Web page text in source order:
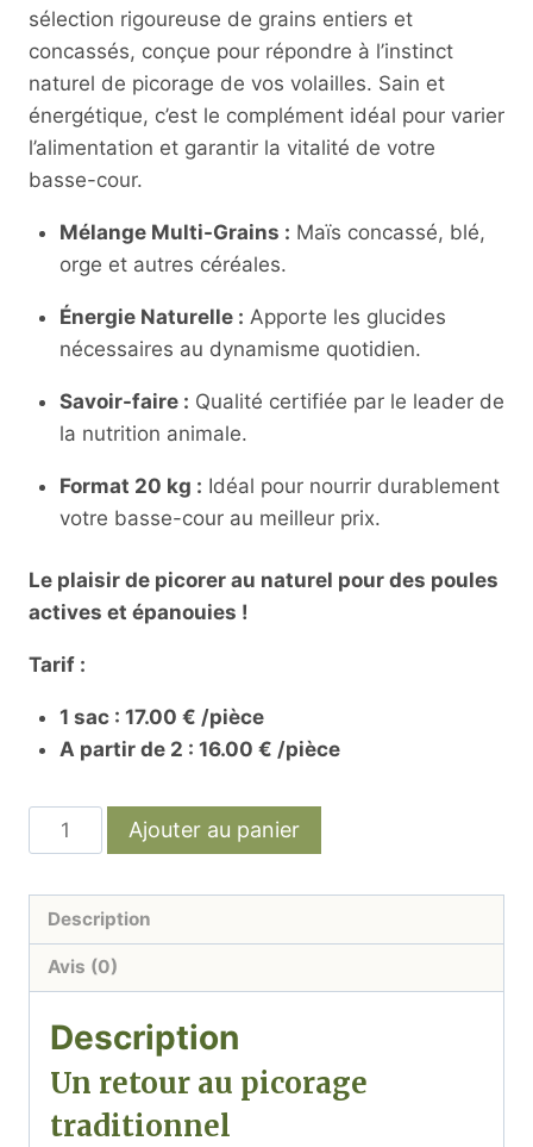
sélection rigoureuse de grains entiers et
concassés, conçue pour répondre à l’instinct
naturel de picorage de vos volailles. Sain et
énergétique, c’est le complément idéal pour varier
l’alimentation et garantir la vitalité de votre
basse-cour.
Mélange Multi-Grains : Maïs concassé, blé,
orge et autres céréales.
Énergie Naturelle : Apporte les glucides
nécessaires au dynamisme quotidien.
Savoir-faire : Qualité certifiée par le leader de
la nutrition animale.
Format 20 kg : Idéal pour nourrir durablement
votre basse-cour au meilleur prix.
Le plaisir de picorer au naturel pour des poules
actives et épanouies !
Tarif :
1 sac : 17.00 € /pièce
A partir de 2 : 16.00 € /pièce
quantité
de
Galinette
20kg
Ajouter au panier
Description
Avis (0)
Description
Un retour au picorage
traditionnel